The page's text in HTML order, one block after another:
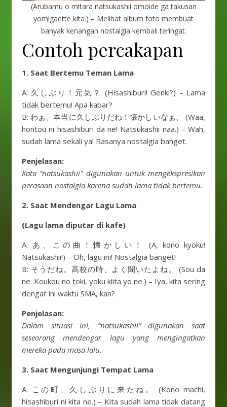
(Arubamu o mitara natsukashii omoide ga takusan
yomigaette kita.) – Melihat album foto membuat
banyak kenangan nostalgia kembali teringat.
Contoh percakapan
1. Saat Bertemu Teman Lama
A: 久しぶり！元気？ (Hisashiburi! Genki?) – Lama
tidak bertemu! Apa kabar?
B: わぁ、本当に久しぶりだね！懐かしいなぁ。 (Waa,
hontou ni hisashiburi da ne! Natsukashii naa.) – Wah,
sudah lama sekali ya! Rasanya nostalgia banget.
Penjelasan:
Kata “natsukashii” digunakan untuk mengekspresikan
perasaan nostalgia karena sudah lama tidak bertemu.
2. Saat Mendengar Lagu Lama
(Lagu lama diputar di kafe)
A: あ、この曲！懐かしい！ (A, kono kyoku!
Natsukashii!) – Oh, lagu ini! Nostalgia banget!
B: そうだね。高校の時、よく聞いたよね。 (Sou da
ne. Koukou no toki, yoku kiita yo ne.) – Iya, kita sering
dengar ini waktu SMA, kan?
Penjelasan:
Dalam situasi ini, “natsukashii” digunakan saat
seseorang mendengar lagu yang mengingatkan
mereka pada masa lalu.
3. Saat Mengunjungi Tempat Lama
A: この町、久しぶりに来たね。 (Kono machi,
hisashiburi ni kita ne.) – Kita sudah lama tidak datang